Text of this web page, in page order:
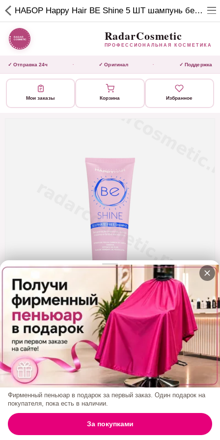
RadarCosmetic
КОСМЕТИКА
✕
Активаторы
Ботокс
Ещё категории
✓ Отправка 24ч · ✓ Оригинал ✓ Поддержка
ГЛАВНАЯ ПОИСК КОРЗИНА АККАУНТ
НАБОР Happy Hair BE Shine 5 ШТ шампунь без сульфатов 250 мл
RadarCosmetic
ПРОФЕССИОНАЛЬНАЯ КОСМЕТИКА
✓ Отправка 24ч · ✓ Оригинал · ✓ Поддержка
Мои заказы Корзина Избранное
НАБОР Happy Hair BE Shine 5 ШТ Шампунь Без
Сульфатов 250 Мл
Код товара: 1910/5
2 250₽
Фирменный пеньюар в подарок за первый заказ. Один подарок на
покупателя, пока есть в наличии.
За покупками